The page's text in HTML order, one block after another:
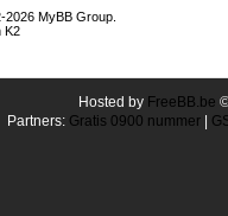
2026MyBB Group
K2
Hosted by FreeBB.be
Partners: Gratis 0900 nummer|